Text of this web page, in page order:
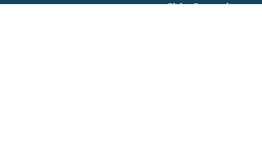
Rights Reserved